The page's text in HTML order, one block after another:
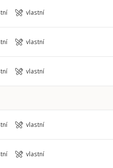
vlastní
vlastní
vlastní
vlastní
vlastní